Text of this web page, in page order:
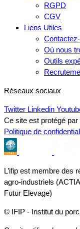
RGPD
CGV
Liens Utiles
Où nous
Outils
Réseaux sociaux
Twitter Linkedin
Ce site est protégé
Politique de
L’ifip est membre des
agro-industriels
Futur Elevage)
© IFIP - Institut du